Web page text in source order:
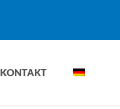
KONTAKT